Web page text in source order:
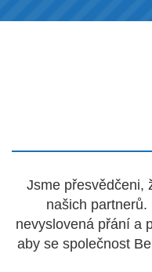
Jsme přesvědčeni,
našich
nevyslovená přání a
aby se společnost